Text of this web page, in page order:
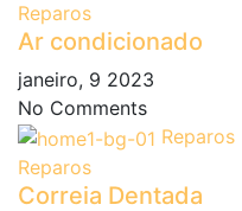
Reparos
Ar condicionado
janeiro, 9 2023
No Comments
Reparos
Reparos
Correia Dentada